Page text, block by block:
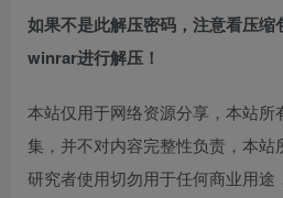
如果不是此解压密码，注意看压缩
winrar进行解压！
本站仅用于网络资源分享，本站所
集，并不对内容完整性负责，本
研究者使用切勿用于任何商业用途